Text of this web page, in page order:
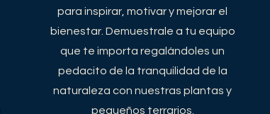
para inspirar, motivar y mejorar el
bienestar. Demuestrale a tu equipo
que te importa regalándoles un
pedacito de la tranquilidad de la
naturaleza con nuestras plantas y
pequeños terrarios.